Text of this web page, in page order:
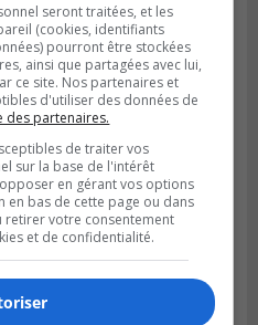
du lac Cristal était
seront traitées, et les
(cookies, identifiants
pourront être stockées
ainsi que partagées avec lui,
ce site. Nos partenaires et
d'utiliser des données de
des partenaires.
de traiter vos
sur la base de l'intérêt
en gérant vos options
en bas de cette page ou dans
retirer votre consentement
et de confidentialité.